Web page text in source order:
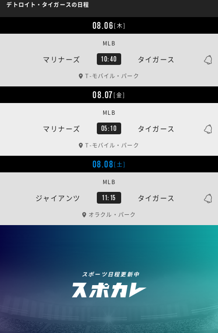
デトロイト・タイガースの日程
08.06[木]
マリナーズ 10:40 タイガース
MLB
T-モバイル・パーク
08.07[金]
マリナーズ 05:10 タイガース
MLB
T-モバイル・パーク
08.08[土]
ジャイアンツ 11:15 タイガース
MLB
オラクル・パーク
スポーツ日程更新中